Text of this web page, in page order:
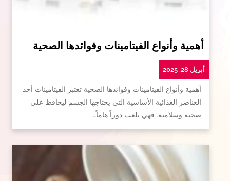
أهمية وأنواع الفيتامينات وفوائدها الصحية
أبريل 28, 2025
أهمية وأنواع الفيتامينات وفوائدها الصحية تعتبر الفيتامينات أحد
العناصر الغذائية الأساسية التي يحتاجها الجسم ليحافظ على
صحته وسلامته. فهي تلعب دوراً هاماً…